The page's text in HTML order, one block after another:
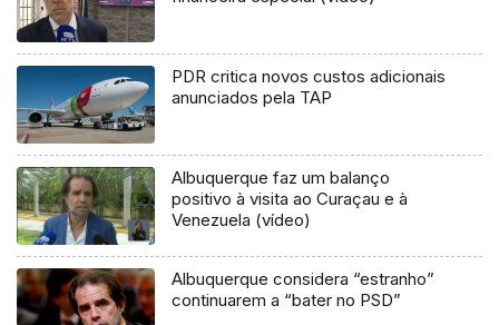
PDR critica novos custos adicionais
anunciados pela TAP
Albuquerque faz um balanço
positivo à visita ao Curaçau e à
Venezuela (vídeo)
Albuquerque considera “estranho”
continuarem a “bater no PSD”